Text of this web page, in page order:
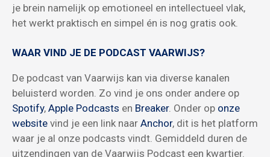
je brein namelijk op emotioneel en intellectueel vlak,
het werkt praktisch en simpel én is nog gratis ook.
WAAR VIND JE DE PODCAST VAARWIJS?
De podcast van Vaarwijs kan via diverse kanalen
beluisterd worden. Zo vind je ons onder andere op
Spotify, Apple Podcasts en Breaker. Onder op onze
website vind je een link naar Anchor, dit is het platform
waar je al onze podcasts vindt. Gemiddeld duren de
uitzendingen van de Vaarwijs Podcast een kwartier.